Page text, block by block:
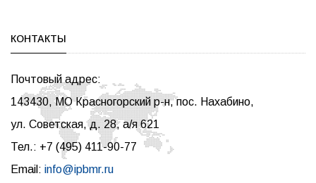
КОНТАКТЫ
Почтовый адрес:
143430, МО Красногорский р-н, пос. Нахабино,
ул. Советская, д. 28, а/я 621
Тел.: +7 (495) 411-90-77
Email: info@ipbmr.ru